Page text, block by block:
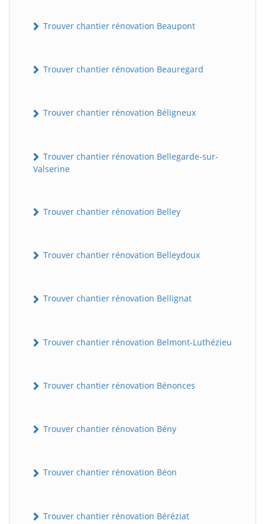
Trouver chantier rénovation Beaupont
Trouver chantier rénovation Beauregard
Trouver chantier rénovation Béligneux
Trouver chantier rénovation Bellegarde-sur-
Valserine
Trouver chantier rénovation Belley
Trouver chantier rénovation Belleydoux
Trouver chantier rénovation Bellignat
Trouver chantier rénovation Belmont-Luthézieu
Trouver chantier rénovation Bénonces
Trouver chantier rénovation Bény
Trouver chantier rénovation Béon
Trouver chantier rénovation Béréziat